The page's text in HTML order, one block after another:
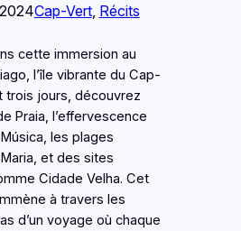
Cap-Vert, Récits
cette immersion au
l’île vibrante du Cap-
trois jours, découvrez
Praia, l’effervescence
les plages
et des sites
Cidade Velha. Cet
à travers les
d’un voyage où chaque